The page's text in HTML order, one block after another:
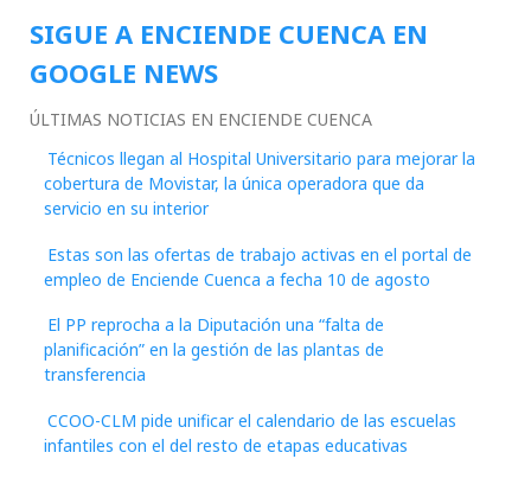
SIGUE A ENCIENDE CUENCA EN
GOOGLE NEWS
ÚLTIMAS NOTICIAS EN ENCIENDE CUENCA
Técnicos llegan al Hospital Universitario para mejorar la
cobertura de Movistar, la única operadora que da
servicio en su interior
Estas son las ofertas de trabajo activas en el portal de
empleo de Enciende Cuenca a fecha 10 de agosto
El PP reprocha a la Diputación una “falta de
planificación” en la gestión de las plantas de
transferencia
CCOO-CLM pide unificar el calendario de las escuelas
infantiles con el del resto de etapas educativas